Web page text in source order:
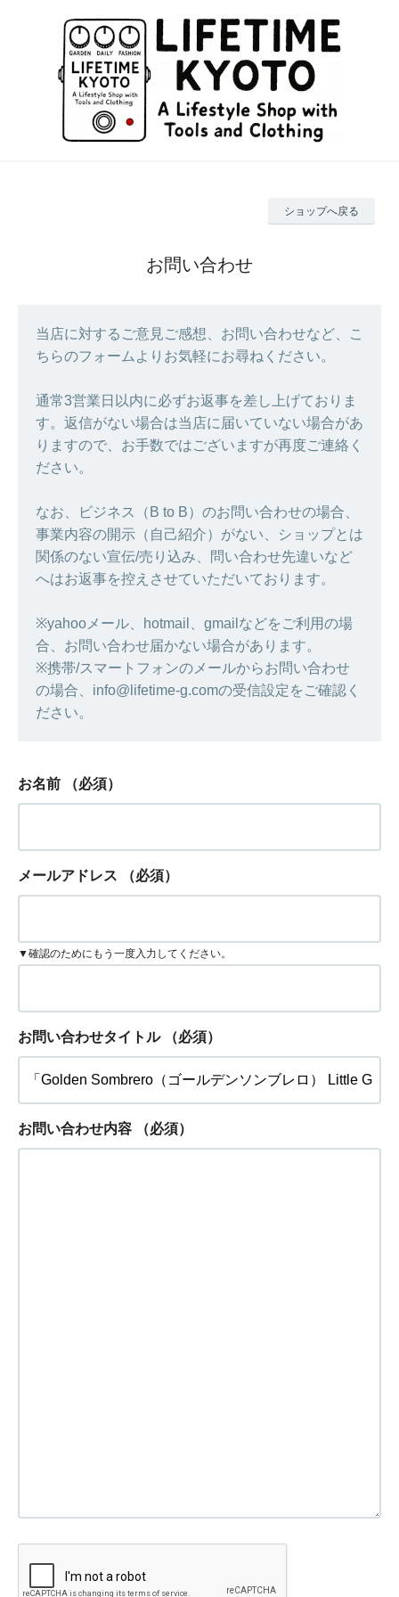
ショップへ戻る
お問い合わせ
当店に対するご意見ご感想、お問い合わせなど、こ
ちらのフォームよりお気軽にお尋ねください。
通常3営業日以内に必ずお返事を差し上げておりま
す。返信がない場合は当店に届いていない場合があ
りますので、お手数ではございますが再度ご連絡く
ださい。
なお、ビジネス（B to B）のお問い合わせの場合、
事業内容の開示（自己紹介）がない、ショップとは
関係のない宣伝/売り込み、問い合わせ先違いなど
へはお返事を控えさせていただいております。
※yahooメール、hotmail、gmailなどをご利用の場
合、お問い合わせ届かない場合があります。
※携帯/スマートフォンのメールからお問い合わせ
の場合、info@lifetime-g.comの受信設定をご確認く
ださい。
お名前 （必須）
メールアドレス （必須）
▼確認のためにもう一度入力してください。
お問い合わせタイトル （必須）
お問い合わせ内容 （必須）